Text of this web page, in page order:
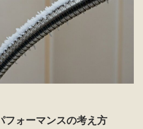
フォーマンスの考え方